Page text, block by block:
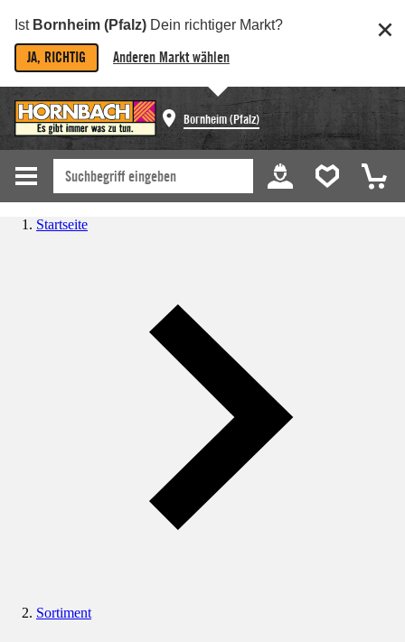
Ist Bornheim (Pfalz) Dein richtiger Markt?
JA, RICHTIG Anderen Markt wählen
Bornheim (Pfalz)
Startseite
Sortiment